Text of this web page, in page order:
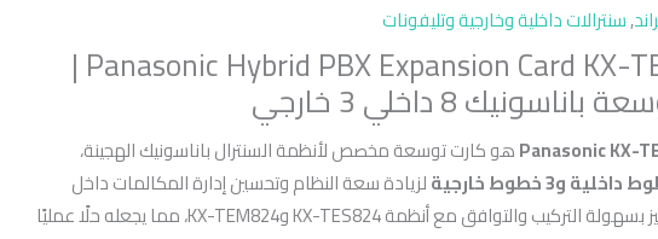
,سنترالات داخلية وخارجية وتليفونات
Panasonic Hybrid PBX Expansion Card KX-TE82483 |
8 داخلي 3 خارجي
Panasonic KX-هو كارت توسعة مخصص لأنظمة السنترال باناسونيك الهجينة،
لزيادة سعة النظام وتحسين إدارة المكالمات داخل
الشركات. يتميز بسهولة التركيب والتوافق مع أنظمة KX-TES824 وKX-TEM824، مما يجعله حلًا عمليًا